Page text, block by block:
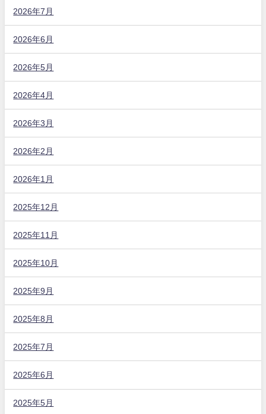
2026年7月
2026年6月
2026年5月
2026年4月
2026年3月
2026年2月
2026年1月
2025年12月
2025年11月
2025年10月
2025年9月
2025年8月
2025年7月
2025年6月
2025年5月